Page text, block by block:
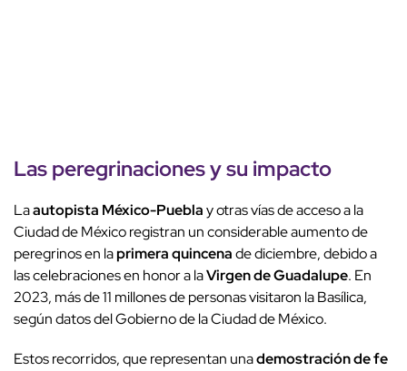
Las peregrinaciones y su impacto
Laautopista México-Pueblay otras vías de acceso a la
Ciudad de México registran un considerable aumento de
peregrinos en laprimera quincenade diciembre, debido a
las celebraciones en honor a laVirgen de Guadalupe. En
2023, más de 11 millones de personas visitaron la Basílica,
según datos del Gobierno de la Ciudad de México.
Estos recorridos, que representan unademostración de fe